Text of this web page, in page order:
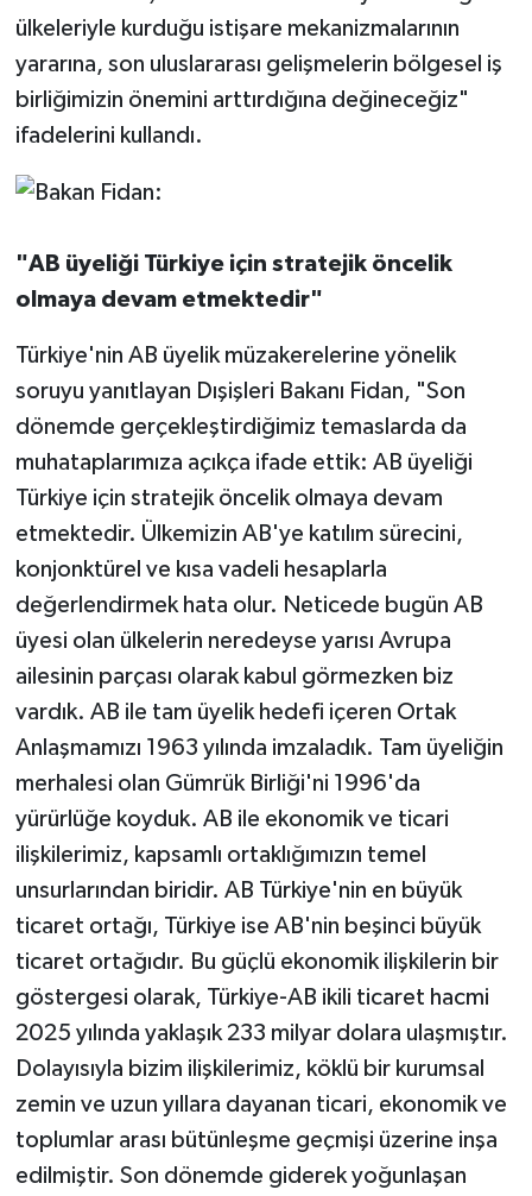
ülkeleriyle kurduğu istişare mekanizmalarının
yararına, son uluslararası gelişmelerin bölgesel iş
birliğimizin önemini arttırdığına değineceğiz"
ifadelerini kullandı.
"AB üyeliği Türkiye için stratejik öncelik
olmaya devam etmektedir"
Türkiye'nin AB üyelik müzakerelerine yönelik
soruyu yanıtlayan Dışişleri Bakanı Fidan, "Son
dönemde gerçekleştirdiğimiz temaslarda da
muhataplarımıza açıkça ifade ettik: AB üyeliği
Türkiye için stratejik öncelik olmaya devam
etmektedir. Ülkemizin AB'ye katılım sürecini,
konjonktürel ve kısa vadeli hesaplarla
değerlendirmek hata olur. Neticede bugün AB
üyesi olan ülkelerin neredeyse yarısı Avrupa
ailesinin parçası olarak kabul görmezken biz
vardık. AB ile tam üyelik hedefi içeren Ortak
Anlaşmamızı 1963 yılında imzaladık. Tam üyeliğin
merhalesi olan Gümrük Birliği'ni 1996'da
yürürlüğe koyduk. AB ile ekonomik ve ticari
ilişkilerimiz, kapsamlı ortaklığımızın temel
unsurlarından biridir. AB Türkiye'nin en büyük
ticaret ortağı, Türkiye ise AB'nin beşinci büyük
ticaret ortağıdır. Bu güçlü ekonomik ilişkilerin bir
göstergesi olarak, Türkiye-AB ikili ticaret hacmi
2025 yılında yaklaşık 233 milyar dolara ulaşmıştır.
Dolayısıyla bizim ilişkilerimiz, köklü bir kurumsal
zemin ve uzun yıllara dayanan ticari, ekonomik ve
toplumlar arası bütünleşme geçmişi üzerine inşa
edilmiştir. Son dönemde giderek yoğunlaşan